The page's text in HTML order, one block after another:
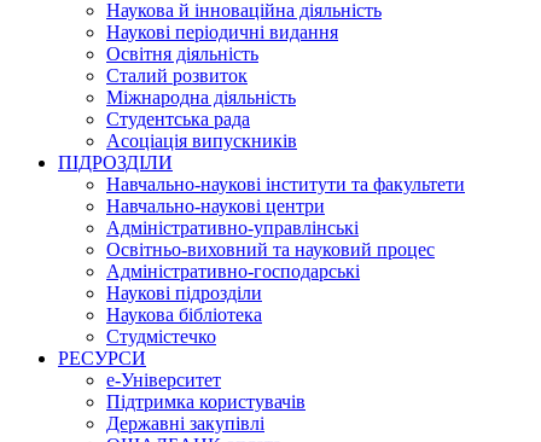
Наукова й інноваційна діяльність
Наукові періодичні видання
Освітня діяльність
Сталий розвиток
Міжнародна діяльність
Студентська рада
Асоціація випускників
ПІДРОЗДІЛИ
Навчально-наукові інститути та факультети
Навчально-наукові центри
Адміністративно-управлінські
Освітньо-виховний та науковий процес
Адміністративно-господарські
Наукові підрозділи
Наукова бібліотека
Студмістечко
РЕСУРСИ
е-Університет
Підтримка користувачів
Державні закупівлі